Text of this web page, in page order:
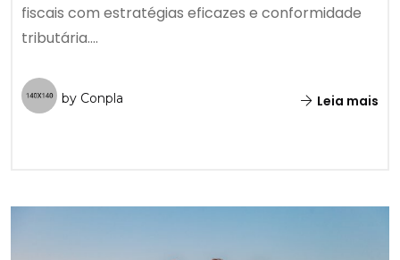
fiscais com estratégias eficazes e conformidade
tributária....
by Conpla Leia mais